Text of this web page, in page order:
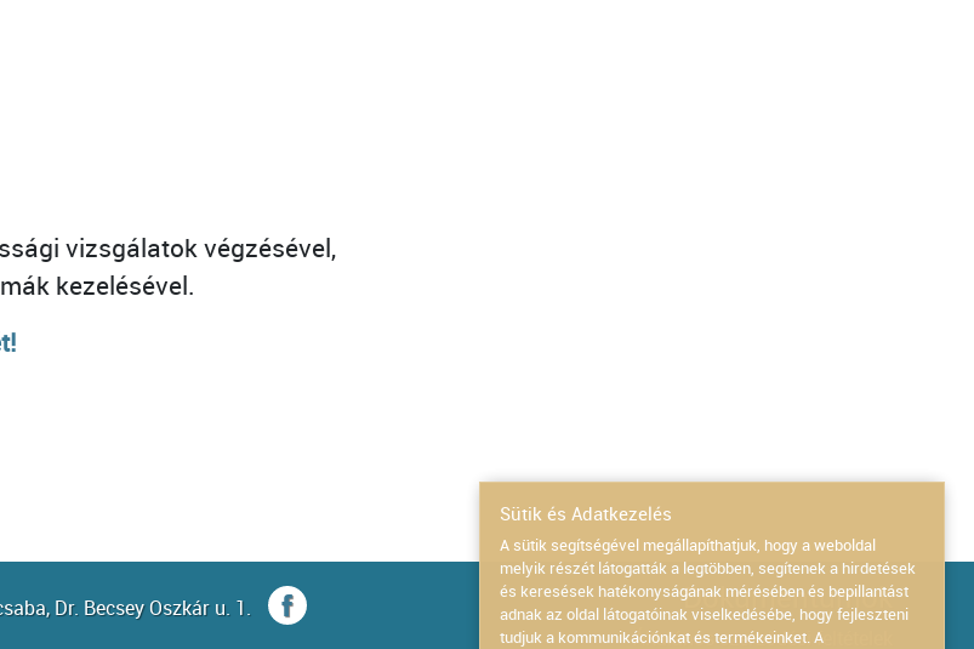
vizsgálatok végzésével,
kezelésével.
Dr. Becsey Oszkár u. 1. Dokumentumok
Általános szerződési feltételek
Sütik és Adatkezelés
A sütik segítségével megállapíthatjuk, hogy a weboldal
melyik részét látogatták a legtöbben, segítenek a hirdetések
és keresések hatékonyságának mérésében és bepillantást
adnak az oldal látogatóinak viselkedésébe, hogy fejleszteni
tudjuk a kommunikációnkat és termékeinket. A